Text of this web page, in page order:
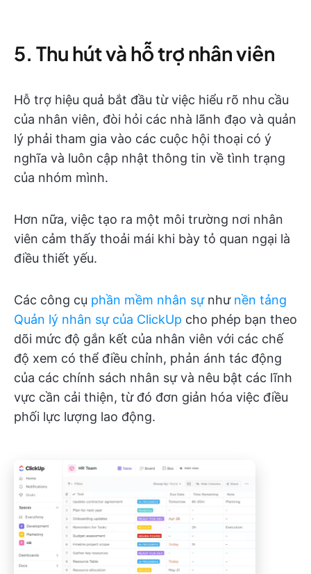
5. Thu hút và hỗ trợ nhân viên
Hỗ trợ hiệu quả bắt đầu từ việc hiểu rõ nhu cầu
của nhân viên, đòi hỏi các nhà lãnh đạo và quản
lý phải tham gia vào các cuộc hội thoại có ý
nghĩa và luôn cập nhật thông tin về tình trạng
của nhóm mình.
Hơn nữa, việc tạo ra một môi trường nơi nhân
viên cảm thấy thoải mái khi bày tỏ quan ngại là
điều thiết yếu.
Các công cụ phần mềm nhân sựnhư nền tảng
Quản lý nhân sự của ClickUp cho phép bạn theo
dõi mức độ gắn kết của nhân viên với các chế
độ xem có thể điều chỉnh, phản ánh tác động
của các chính sách nhân sự và nêu bật các lĩnh
vực cần cải thiện, từ đó đơn giản hóa việc điều
phối lực lượng lao động.